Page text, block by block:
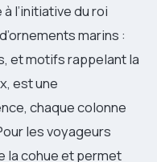
l’initiative du roi
marins :
et motifs rappelant la
est une
chaque colonne
les voyageurs
la cohue et permet